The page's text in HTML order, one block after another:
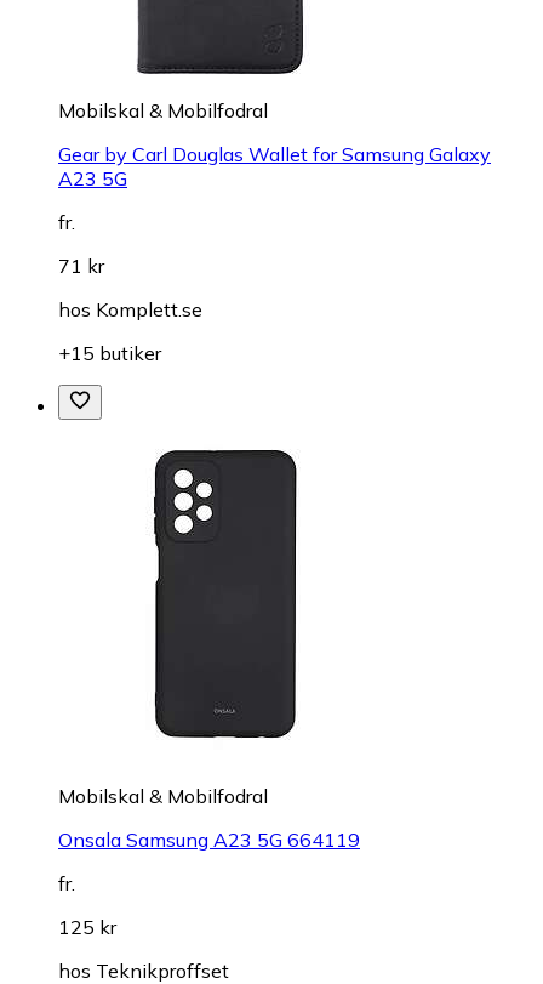
Mobilskal & Mobilfodral
Gear by Carl Douglas Wallet for Samsung Galaxy
A23 5G
fr.
71 kr
hos Komplett.se
+15 butiker
Mobilskal & Mobilfodral
Onsala Samsung A23 5G 664119
fr.
125 kr
hos Teknikproffset